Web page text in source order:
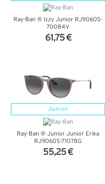
Ray-Ban ® Izzy Junior RJ9060S-
70084V
61,75 €
Junior
Ray-Ban ® Junior Junior Erika
RJ9060S-71078G
55,25 €